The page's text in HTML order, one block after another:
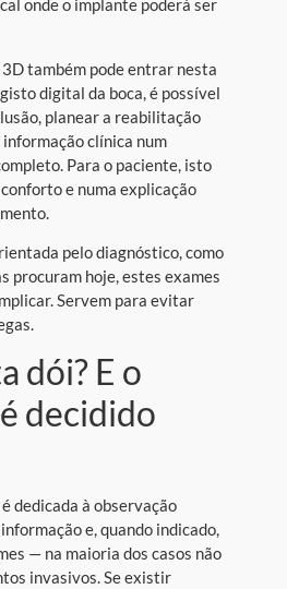
onde o implante poderá ser
também pode entrar nesta
digital da boca, é possível
planear a reabilitação
clínica num
Para o paciente, isto
e numa explicação
pelo diagnóstico, como
procuram hoje, estes exames
Servem para evitar
dói? E o
decidido
dedicada à observação
e, quando indicado,
— na maioria dos casos não
invasivos. Se existir